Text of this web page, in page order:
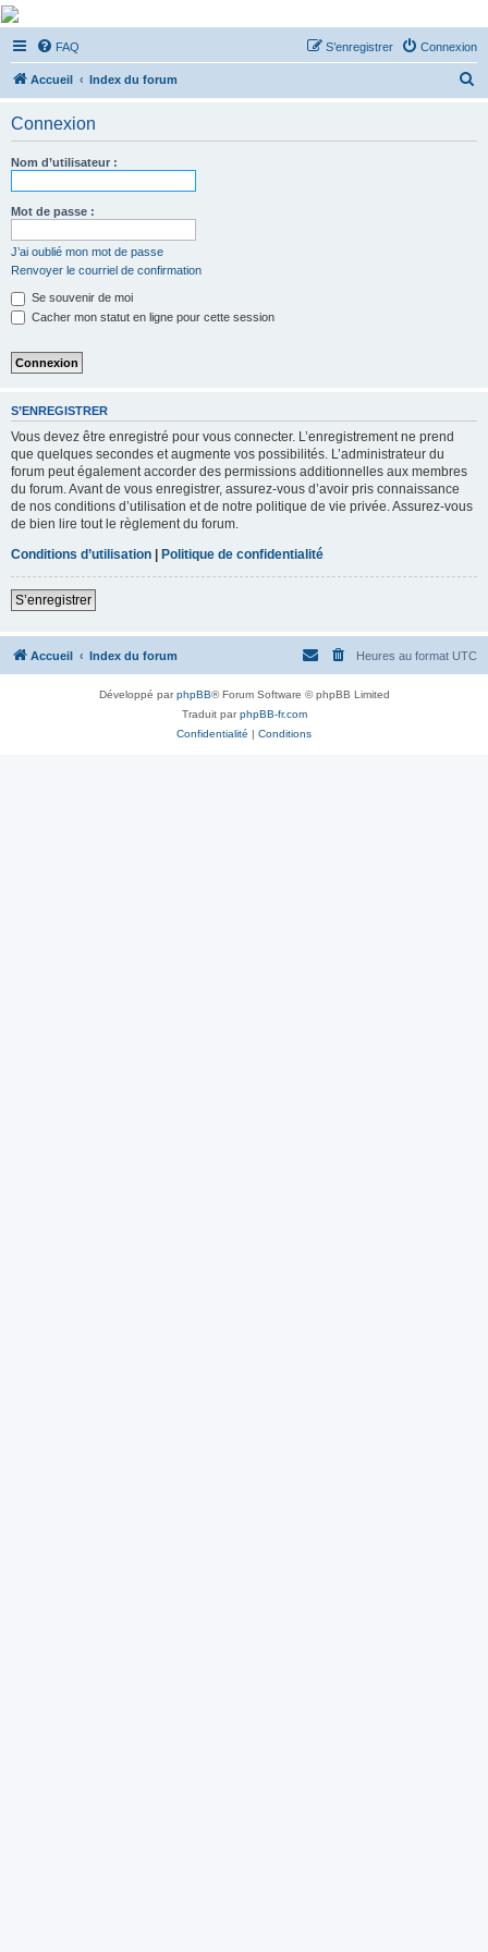
De Musicae Militari -
Forums
Forums de discussions
FAQ Connexion
S’enregistrer
Accueil Index du forum
Connexion
Nom d’utilisateur :
Mot de passe :
J’ai oublié mon mot de passe
Renvoyer le courriel de confirmation
Se souvenir de moi
Cacher mon statut en ligne pour cette session
S’ENREGISTRER
Vous devez être enregistré pour vous connecter. L’enregistrement ne prend
que quelques secondes et augmente vos possibilités. L’administrateur du
forum peut également accorder des permissions additionnelles aux membres
du forum. Avant de vous enregistrer, assurez-vous d’avoir pris connaissance
de nos conditions d’utilisation et de notre politique de vie privée. Assurez-vous
de bien lire tout le règlement du forum.
Conditions d’utilisation | Politique de confidentialité
S’enregistrer
Accueil Index du forum Heures au format UTC
Développé parphpBB® Forum Software © phpBB Limited
Traduit parphpBB-fr.com
Confidentialité | Conditions